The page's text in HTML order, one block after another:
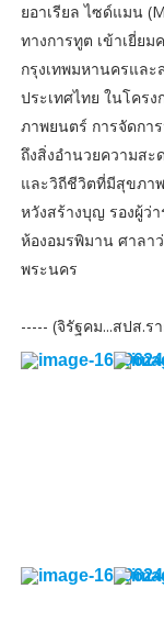
ยอาเรียล ไซด์แมน
ทางการทูต เข้าเยี่ยม
กรุงเทพมหานครและ
ประเทศไทย ในโคร
ภาพยนตร์ การจัดกา
ถึงสิ่งอำนวยความสะ
และวิถีชีวิตที่มีสุขภา
หวังสร้างบุญ รองผู้ว่
ห้องอมรพิมาน ศาลา
พระนคร
----- (จิรัฐคม...สปส.ร